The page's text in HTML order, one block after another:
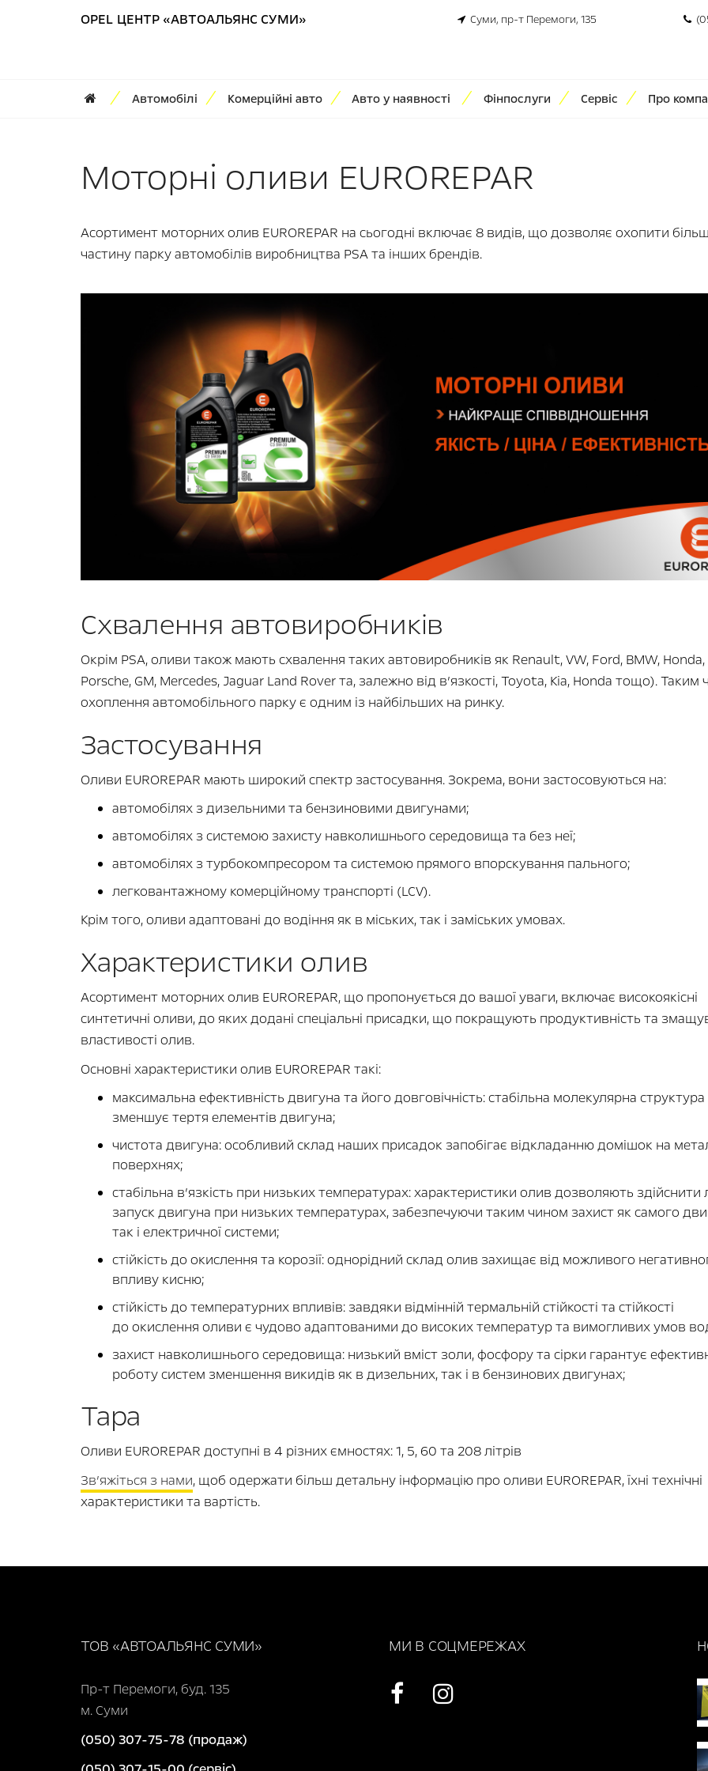
OPEL ЦЕНТР «АВТОАЛЬЯНС СУМИ» Суми, пр-т Перемоги, 135
Автомобілі Комерційні авто Авто у наявності Фінпослуги Сервіс Про
Моторні оливи EUROREPAR
Асортимент моторних олив EUROREPAR на сьогодні включає 8 видів, що дозволяє охопити
частину парку автомобілів виробництва PSA та інших брендів.
Схвалення автовиробників
Окрім PSA, оливи також мають схвалення таких автовиробників як Renault, VW, Ford, BMW, Honda,
Porsche, GM, Mercedes, Jaguar Land Rover та, залежно від в’язкості, Toyota, Kia, Honda тощо). Таким
охоплення автомобільного парку є одним із найбільших на ринку.
Застосування
Оливи EUROREPAR мають широкий спектр застосування. Зокрема, вони застосовуються на:
автомобілях з дизельними та бензиновими двигунами;
автомобілях з системою захисту навколишнього середовища та без неї;
автомобілях з турбокомпресором та системою прямого впорскування пального;
легковантажному комерційному транспорті (LCV).
Крім того, оливи адаптовані до водіння як в міських, так і заміських умовах.
Характеристики олив
Асортимент моторних олив EUROREPAR, що пропонується до вашої уваги, включає високоякісні
синтетичні оливи, до яких додані спеціальні присадки, що покращують продуктивність та
властивості олив.
Основні характеристики олив EUROREPAR такі:
максимальна ефективність двигуна та його довговічність: стабільна молекулярна структура
зменшує тертя елементів двигуна;
чистота двигуна: особливий склад наших присадок запобігає відкладанню домішок на
поверхнях;
стабільна в’язкість при низьких температурах: характеристики олив дозволяють здійснити
запуск двигуна при низьких температурах, забезпечуючи таким чином захист як самого
так і електричної системи;
стійкість до окислення та корозії: однорідний склад олив захищає від можливого
впливу кисню;
стійкість до температурних впливів: завдяки відмінній термальній стійкості та стійкості
до окислення оливи є чудово адаптованими до високих температур та вимогливих умов
захист навколишнього середовища: низький вміст золи, фосфору та сірки гарантує
роботу систем зменшення викидів як в дизельних, так і в бензинових двигунах;
Тара
Оливи EUROREPAR доступні в 4 різних ємностях: 1, 5, 60 та 208 літрів
Зв’яжіться з нами, щоб одержати більш детальну інформацію про оливи EUROREPAR, їхні технічні
характеристики та вартість.
ТОВ «АВТОАЛЬЯНС СУМИ»
Пр-т Перемоги, буд. 135
м. Суми
(050) 307-75-78 (продаж)
МИ В СОЦМЕРЕЖАХ